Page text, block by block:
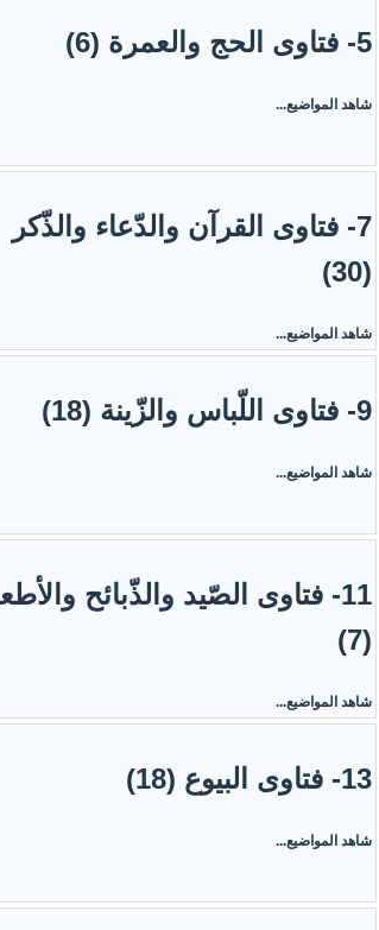
5- فتاوى الحج والعمرة (6)
شاهد المواضيع...
7- فتاوى القرآن والدّعاء والذّكر
(30)
شاهد المواضيع...
9- فتاوى اللّباس والزّينة (18)
شاهد المواضيع...
11- فتاوى الصّيد والذّبائح
(7)
شاهد المواضيع...
13- فتاوى البيوع (18)
شاهد المواضيع...